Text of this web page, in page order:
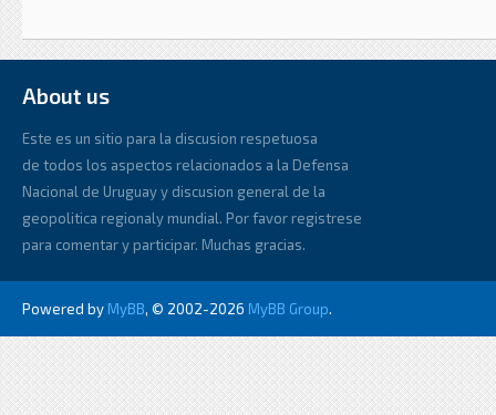
About us
Este es un sitio para la discusion respetuosa
de todos los aspectos relacionados a la Defensa
Nacional de Uruguay y discusion general de la
geopolitica regionaly mundial. Por favor registrese
para comentar y participar. Muchas gracias.
Powered by MyBB, © 2002-2026 MyBB Group.